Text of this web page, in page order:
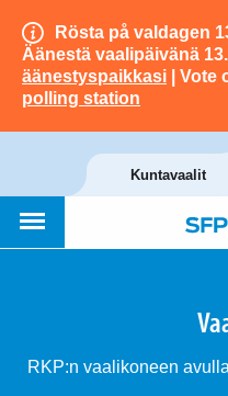
Rösta på valdagen
Äänestä vaalipäivänä
äänestyspaikkasi | Vote
polling station
Kuntavaalit
RKP:n vaalikoneen